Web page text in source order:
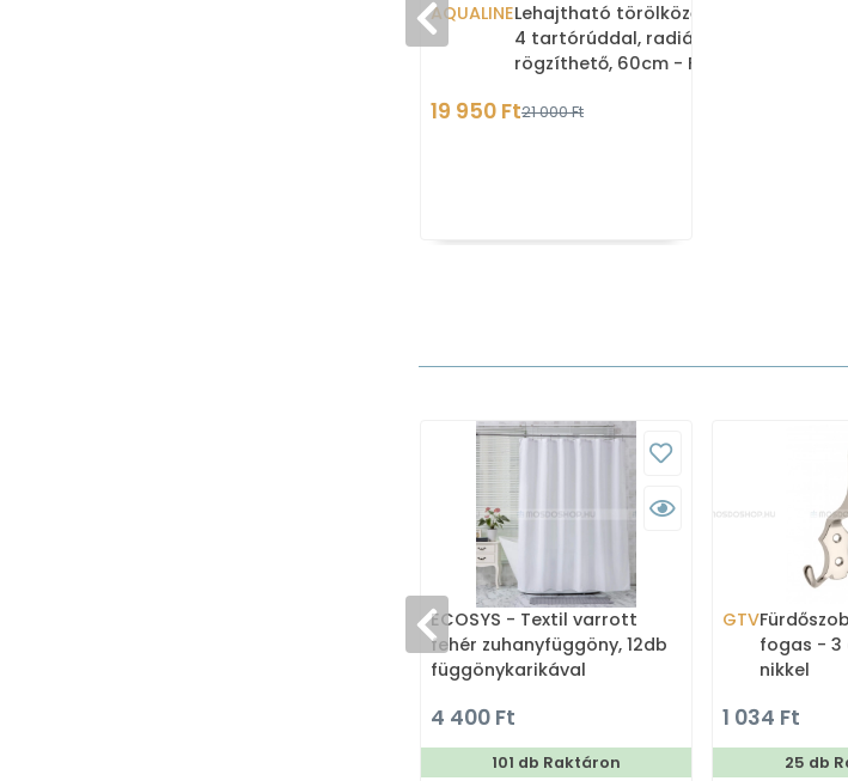
AQUALINELehajtható törölközőszárító
4 tartórúddal, radiátorra
rögzíthető, 60cm - Fehér
19 950 Ft21 000 Ft
ECOSYS - Textil varrott
fehér zuhanyfüggöny, 12db
függönykarikával
4 400 Ft
101 db Raktáron
GTV
fogas - 3
nikkel
1 034 Ft
25 db